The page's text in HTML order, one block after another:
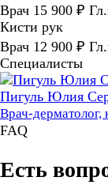
Врач 15 900 ₽
Кисти рук
Врач 12 900 ₽
Специалисты
Пигуль Юлия
Врач-дерматолог,
FAQ
Есть